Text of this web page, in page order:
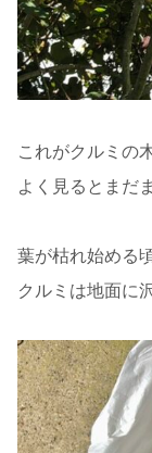
これがクルミの木
よく見るとまだ
葉が枯れ始める
クルミは地面に